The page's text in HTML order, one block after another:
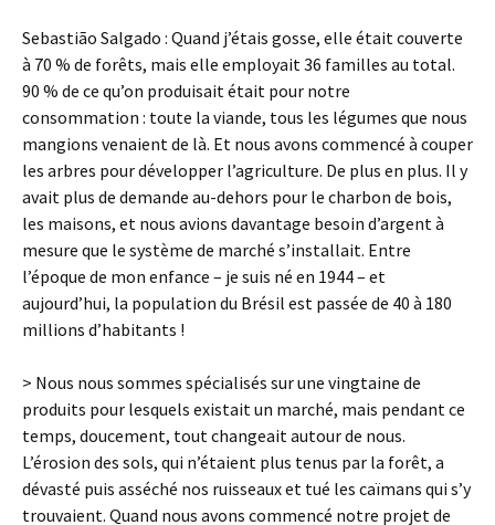
Sebastião Salgado : Quand j’étais gosse, elle était couverte
à 70 % de forêts, mais elle employait 36 familles au total.
90 % de ce qu’on produisait était pour notre
consommation : toute la viande, tous les légumes que nous
mangions venaient de là. Et nous avons commencé à couper
les arbres pour développer l’agriculture. De plus en plus. Il y
avait plus de demande au-dehors pour le charbon de bois,
les maisons, et nous avions davantage besoin d’argent à
mesure que le système de marché s’installait. Entre
l’époque de mon enfance – je suis né en 1944 – et
aujourd’hui, la population du Brésil est passée de 40 à 180
millions d’habitants !
> Nous nous sommes spécialisés sur une vingtaine de
produits pour lesquels existait un marché, mais pendant ce
temps, doucement, tout changeait autour de nous.
L’érosion des sols, qui n’étaient plus tenus par la forêt, a
dévasté puis asséché nos ruisseaux et tué les caïmans qui s’y
trouvaient. Quand nous avons commencé notre projet de